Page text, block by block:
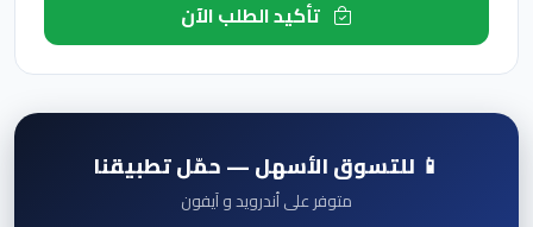
📱 للتسوق الأسهل — حمّل تطبيقنا
متوفر على أندرويد و آيفون